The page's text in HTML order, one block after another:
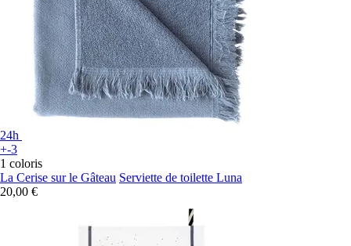
24h
+-3
1 coloris
La Cerise sur le Gâteau Serviette de toilette Luna
20,00 €